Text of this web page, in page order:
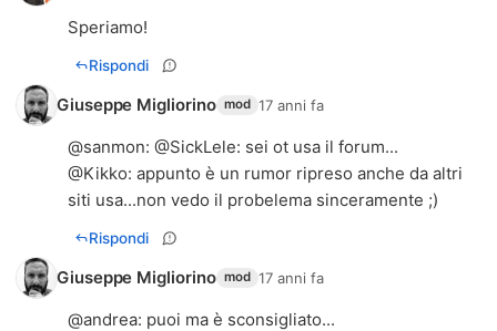
Speriamo!
Rispondi
Giuseppe Migliorino mod 17 anni fa
@sanmon: @SickLele: sei ot usa il forum...
@Kikko: appunto è un rumor ripreso anche da altri
siti usa...non vedo il probelema sinceramente ;)
Rispondi
Giuseppe Migliorino mod 17 anni fa
@andrea: puoi ma è sconsigliato...